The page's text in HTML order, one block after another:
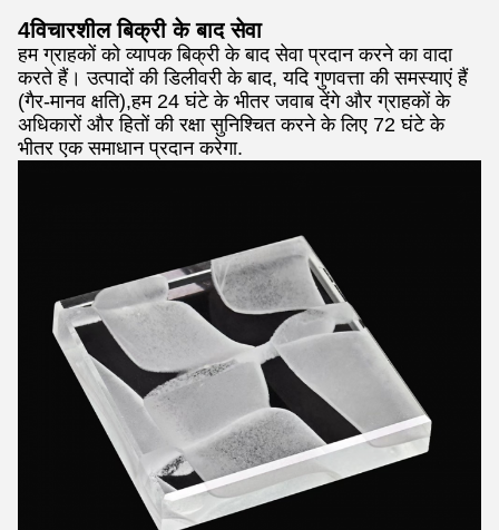
4विचारशील बिक्री के बाद सेवा
हम ग्राहकों को व्यापक बिक्री के बाद सेवा प्रदान करने का वादा
करते हैं। उत्पादों की डिलीवरी के बाद, यदि गुणवत्ता की समस्याएं हैं
(गैर-मानव क्षति),हम 24 घंटे के भीतर जवाब देंगे और ग्राहकों के
अधिकारों और हितों की रक्षा सुनिश्चित करने के लिए 72 घंटे के
भीतर एक समाधान प्रदान करेगा.